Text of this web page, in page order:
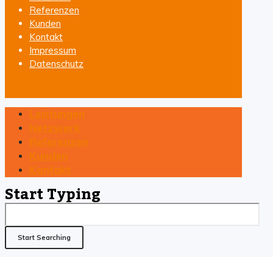
Referenzen
Kunden
Kontakt
Impressum
Datenschutz
Leistungen
Netzwerk
Referenzen
Kunden
Kontakt
Start Typing